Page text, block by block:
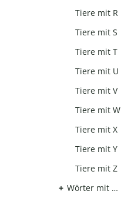
Tiere mit R
Tiere mit S
Tiere mit T
Tiere mit U
Tiere mit V
Tiere mit W
Tiere mit X
Tiere mit Y
Tiere mit Z
Wörter mit …